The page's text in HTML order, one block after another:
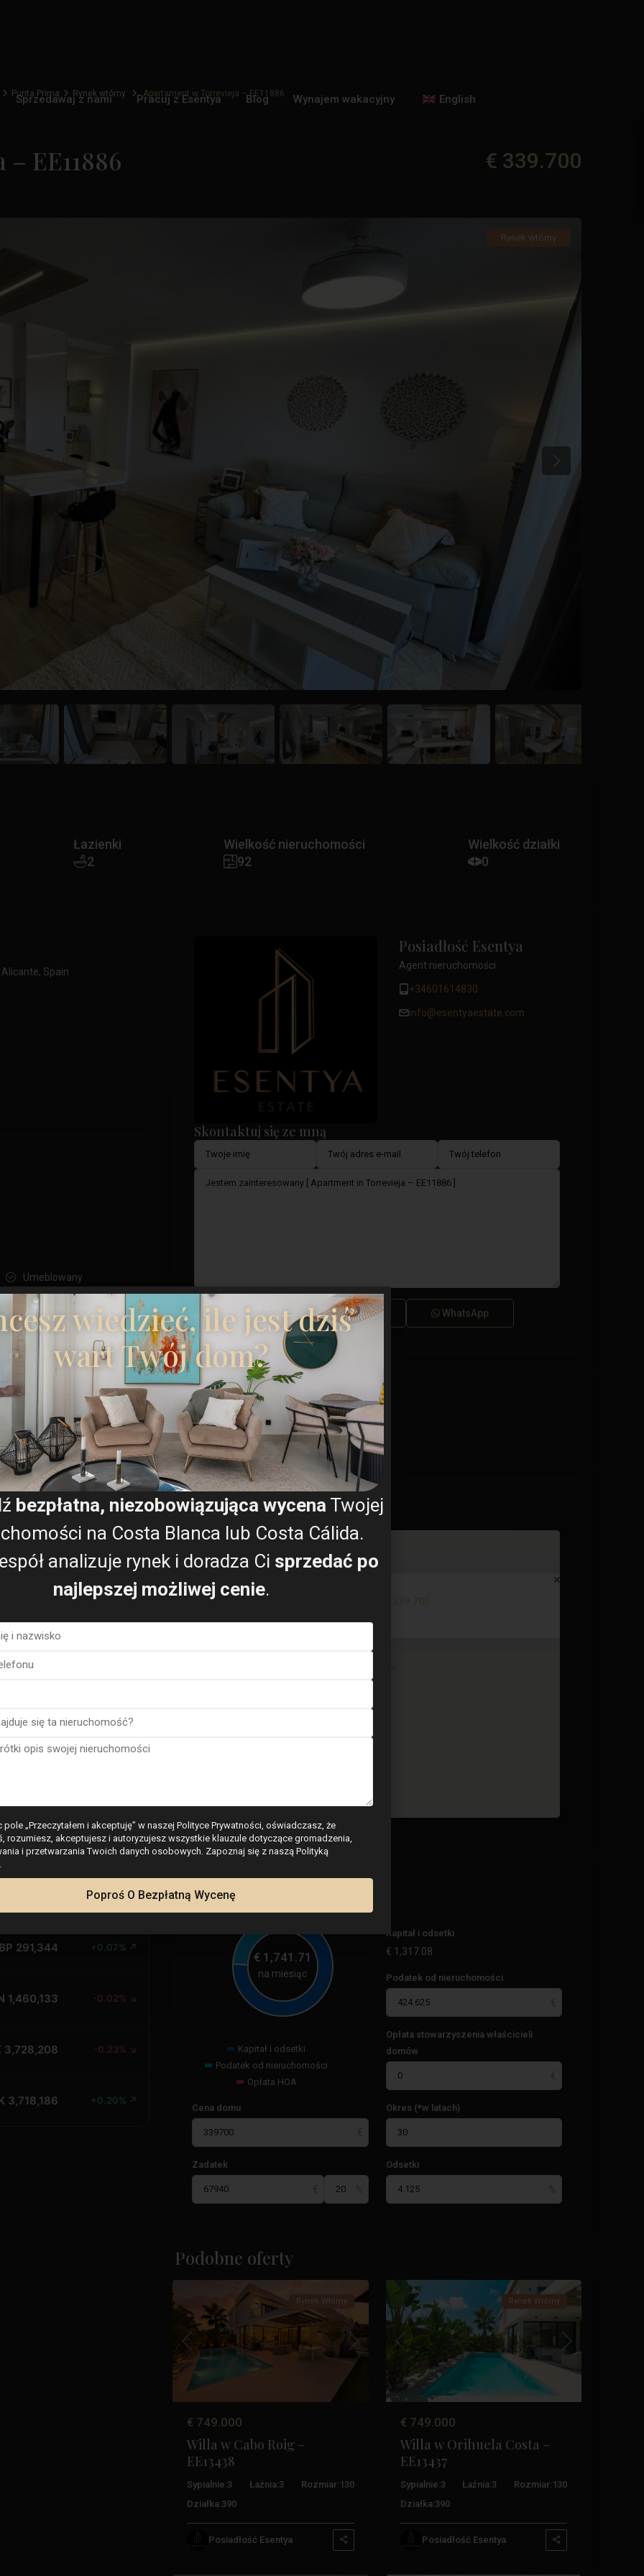
Sprzedawaj z nami Pracuj z Esentya Blog Wynajem wakacyjny English
Punta Prima Rynek wtórny Apartament w Torrevieja – EE11886
EE11886 € 339.700
Rynek wtórny
Poprzedni
Łazienki
2
Wielkość nieruchomości
92
Wielkość działki
0
Spain
Umeblowany
Winda
mi F
339,700 baza
-0.06% ↘
291,344 +0.07% ↗
1,460,133 -0.02% ↘
3,728,208 -0.23% ↘
3,718,186 +0.20% ↗
Posiadłość Esentya
Agent nieruchomości
+34601614830
info@esentyaestate.com
Skontaktuj się ze mną
Wyrażam zgodę naWarunki RODO
Dzwonić WhatsApp
Plany pięter
Mapa
Kalkulator
€ 1,741.71
na miesiąc
Kapitał i odsetki
Podatek od nieruchomości
Opłata HOA
Kapitał i odsetki
€ 1,317.08
Podatek od nieruchomości
Opłata stowarzyszenia właścicieli
domów
Cena domu
Zadatek
Okres (*w latach)
Odsetki
Podobne oferty
Orihuela
Costa
Poprzedni Następny
Rynek Wtórny
€ 749.000
Willa w Cabo Roig –
EE13438
Sypialnie:3 Łaźnia:3 Rozmiar: 130
Działka:390
Posiadłość Esentya
Poprzedni Następny
Rynek Wtórny
€ 749.000
Willa w Orihuela Costa –
EE13437
Sypialnie:3 Łaźnia:3 Rozmiar: 130
Działka:390
Posiadłość Esentya
Orihuela
Altos ,
wiedzieć, ile jest dziś
wart Twój dom?
bezpłatna, niezobowiązująca wycena Twojej
na Costa Blanca lub Costa Cálida.
analizuje rynek i doradza Ci sprzedać po
najlepszej możliwej cenie.
pole „Przeczytałem i akceptuję” w naszej Polityce Prywatności, oświadczasz, że
rozumiesz, akceptujesz i autoryzujesz wszystkie klauzule dotyczące gromadzenia,
i przetwarzania Twoich danych osobowych. Zapoznaj się z naszą Polityką
Poproś O Bezpłatną Wycenę